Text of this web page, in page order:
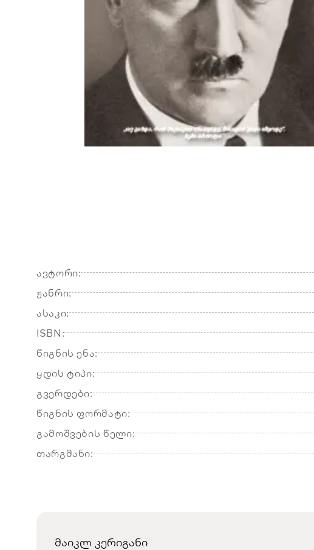
ავტორი:
ჟანრი:
ასაკი:
ISBN:
წიგნის ენა:
ყდის ტიპი:
გვერდები:
წიგნის ფორმატი:
გამოშვების წელი:
თარგმანი:
მაიკლ კერიგანი